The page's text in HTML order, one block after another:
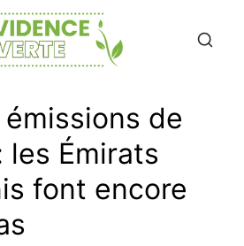
de
les Émirats
font encore